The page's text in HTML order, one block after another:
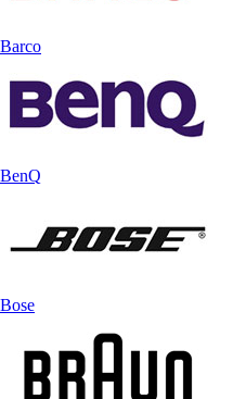
Barco
BenQ
Bose